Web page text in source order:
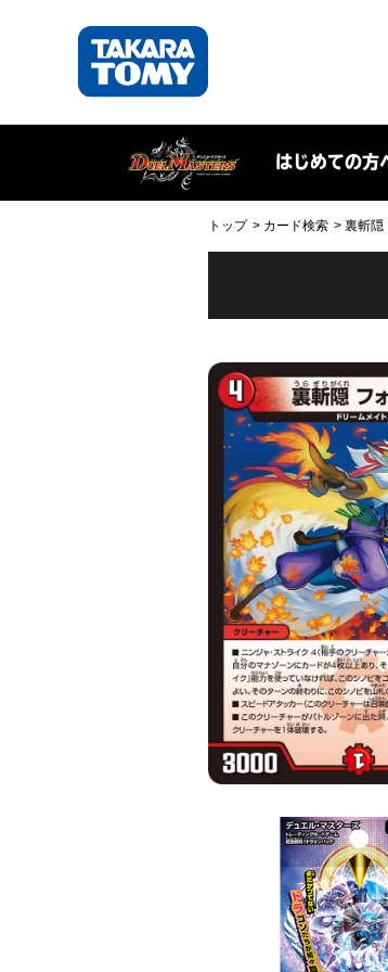
はじめての方
トップ カード検索 裏斬隠